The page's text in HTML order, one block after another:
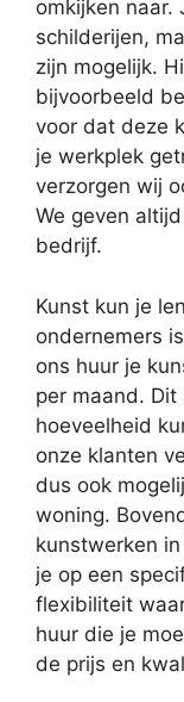
omkijken naar.
schilderijen,
zijn mogelijk.
bijvoorbeeld
voor dat deze
je werkplek
verzorgen wij
We geven
bedrijf.
Kunst kun je
ondernemers
ons huur je
per maand.
hoeveelheid
onze klanten
dus ook
woning.
kunstwerken
je op een
flexibiliteit
huur die je
de prijs en